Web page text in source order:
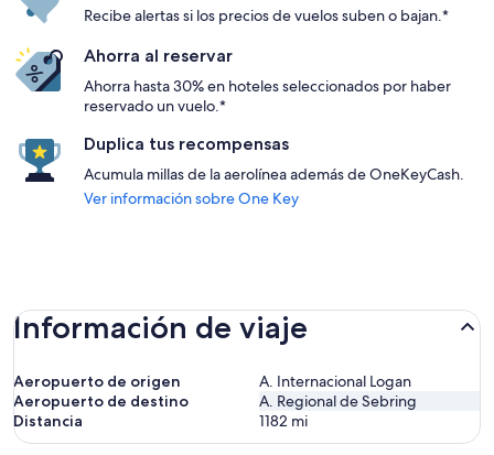
Recibe alertas si los precios de vuelos suben o bajan.*
Ahorra al reservar
Ahorra hasta 30% en hoteles seleccionados por haber
reservado un vuelo.*
Duplica tus recompensas
Acumula millas de la aerolínea además de OneKeyCash.
Ver información sobre One Key
Información de viaje
Aeropuerto de origen
A. Internacional Logan
Aeropuerto de destino
A. Regional de Sebring
Distancia
1182 mi